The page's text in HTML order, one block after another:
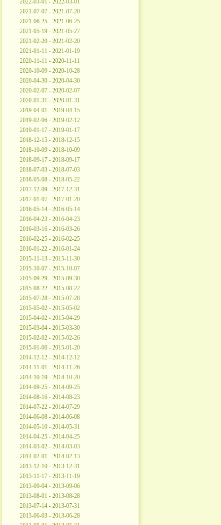
2022-03-01 - 2022-03-01
2021-07-07 - 2021-07-20
2021-06-25 - 2021-06-25
2021-05-19 - 2021-05-27
2021-02-20 - 2021-02-20
2021-01-11 - 2021-01-19
2020-11-11 - 2020-11-11
2020-10-09 - 2020-10-28
2020-04-30 - 2020-04-30
2020-02-07 - 2020-02-07
2020-01-31 - 2020-01-31
2019-04-01 - 2019-04-15
2019-02-06 - 2019-02-12
2019-01-17 - 2019-01-17
2018-12-15 - 2018-12-15
2018-10-09 - 2018-10-09
2018-09-17 - 2018-09-17
2018-07-03 - 2018-07-03
2018-05-08 - 2018-05-22
2017-12-09 - 2017-12-31
2017-01-07 - 2017-01-20
2016-05-14 - 2016-05-14
2016-04-23 - 2016-04-23
2016-03-16 - 2016-03-26
2016-02-25 - 2016-02-25
2016-01-22 - 2016-01-24
2015-11-13 - 2015-11-30
2015-10-07 - 2015-10-07
2015-09-29 - 2015-09-30
2015-08-22 - 2015-08-22
2015-07-28 - 2015-07-28
2015-05-02 - 2015-05-02
2015-04-02 - 2015-04-29
2015-03-04 - 2015-03-30
2015-02-02 - 2015-02-26
2015-01-06 - 2015-01-20
2014-12-12 - 2014-12-12
2014-11-01 - 2014-11-26
2014-10-19 - 2014-10-20
2014-09-25 - 2014-09-25
2014-08-16 - 2014-08-23
2014-07-22 - 2014-07-29
2014-06-08 - 2014-06-08
2014-05-10 - 2014-05-31
2014-04-25 - 2014-04-25
2014-03-02 - 2014-03-03
2014-02-01 - 2014-02-13
2013-12-10 - 2013-12-31
2013-11-17 - 2013-11-19
2013-09-04 - 2013-09-06
2013-08-01 - 2013-08-28
2013-07-14 - 2013-07-31
2013-06-03 - 2013-06-28